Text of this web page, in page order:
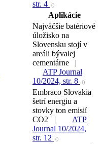
str. 4 ()
Aplikácie
Najväčšie batériové
úložisko na
Slovensku stojí v
areáli bývalej
cementárne |
ATP Journal
10/2024, str. 8
()
Embraco Slovakia
šetrí energiu a
stovky ton emisií
CO2 |
ATP
Journal 10/2024,
str. 12
()